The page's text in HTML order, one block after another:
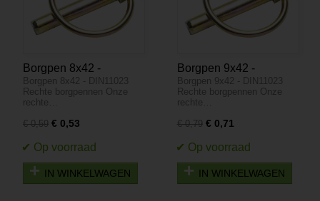
Borgpen 8x42 -
DIN11023 - OP=OP
Borgpen 8x42 - DIN11023
Rechte borgpennen Onze
rechte…
€ 0,59 € 0,53
IN WINKELWAGEN
Borgpen 9x42 -
DIN11023 - OP=OP
Borgpen 9x42 - DIN11023
Rechte borgpennen Onze
rechte…
€ 0,79 € 0,71
IN WINKELWAGEN